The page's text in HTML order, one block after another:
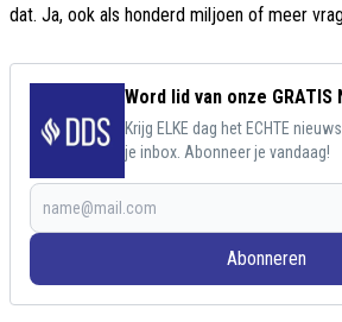
dat. Ja, ook als honderd miljoen of meer
Word lid van onze
Krijg ELKE dag het ECHTE
je inbox. Abonneer je vandaag!
Abonneren